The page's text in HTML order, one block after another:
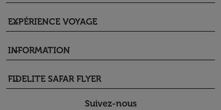
EXPÉRIENCE VOYAGE
keyboard_arrow_down
INFORMATION
keyboard_arrow_down
FIDELITE SAFAR FLYER
keyboard_arrow_down
Suivez-nous